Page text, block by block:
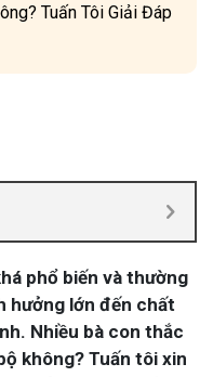
Tuấn Tôi Giải Đáp
phổ biến và thường
hưởng lớn đến chất
Nhiều bà con thắc
không? Tuấn tôi xin